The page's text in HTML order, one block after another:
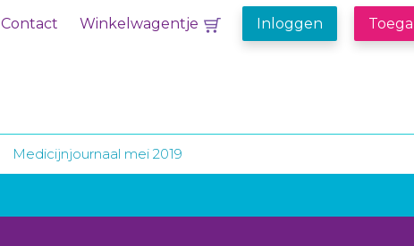
Contact Winkelwagentje Inloggen
Medicijnjournaal mei 2019